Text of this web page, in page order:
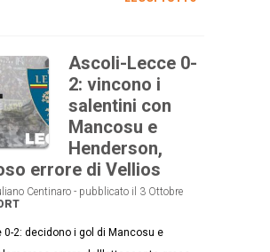
Ascoli-Lecce 0-
2: vincono i
salentini con
Mancosu e
Henderson,
errore di Vellios
Centinaro - pubblicato il 3 Ottobre
0-2: decidono i gol di Mancosu e